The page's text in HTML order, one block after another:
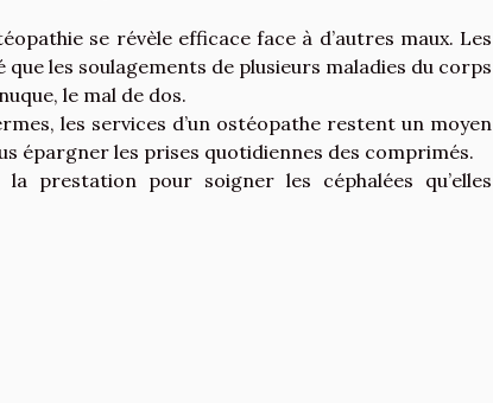
se révèle efficace face à d’autres maux. Les
les soulagements de plusieurs maladies du corps
le mal de dos.
les services d’un ostéopathe restent un moyen
épargner les prises quotidiennes des comprimés.
prestation pour soigner les céphalées qu’elles